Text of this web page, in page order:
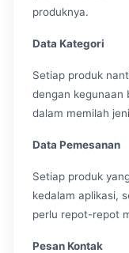
produknya.
Data Kategori
Setiap produk
dengan kegunaan
dalam memilah
Data Pemesanan
Setiap produk
kedalam aplikasi,
perlu repot-repot
Pesan Kontak